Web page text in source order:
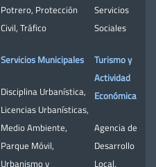
Potrero, Protección
Civil, Tráfico
Servicios Municipales
Disciplina Urbanística,
Licencias Urbanísticas,
Medio Ambiente,
Parque Móvil,
Urbanismo y
Servicios
Sociales
Turismo y
Actividad
Económica
Agencia de
Desarrollo
Local,